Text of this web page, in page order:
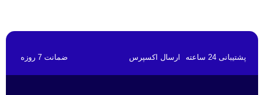
پشتیبانی 24 ساعته ارسال اکسپرس ضمانت 7 روزه